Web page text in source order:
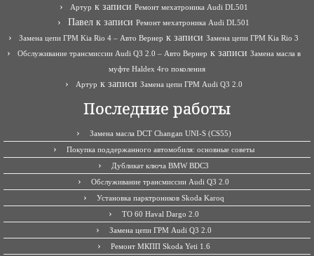
Артур к записи Ремонт мехатроника Audi DL501
Павел к записи Ремонт мехатроника Audi DL501
Замена цепи ГРМ Kia Rio 4 – Авто Вернер к записи Замена цепи ГРМ Kia Rio 3
Обслуживание трансмиссии Audi Q3 2.0 – Авто Вернер к записи Замена масла в
муфте Haldex 4го поколения
Артур к записи Замена цепи ГРМ Audi Q3 2.0
Последние работы
Замена масла DCT Changan UNI-S (CS55)
Покупка поддержанного автомобиля: основные советы
Дубликат ключа BMW BDC3
Обслуживание трансмиссии Audi Q3 2.0
Установка парктроников Skoda Karoq
ТО 60 Haval Dargo 2.0
Замена цепи ГРМ Audi Q3 2.0
Ремонт МКПП Skoda Yeti 1.6